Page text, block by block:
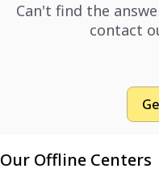
Can't find the
contact
Our Offline Centers